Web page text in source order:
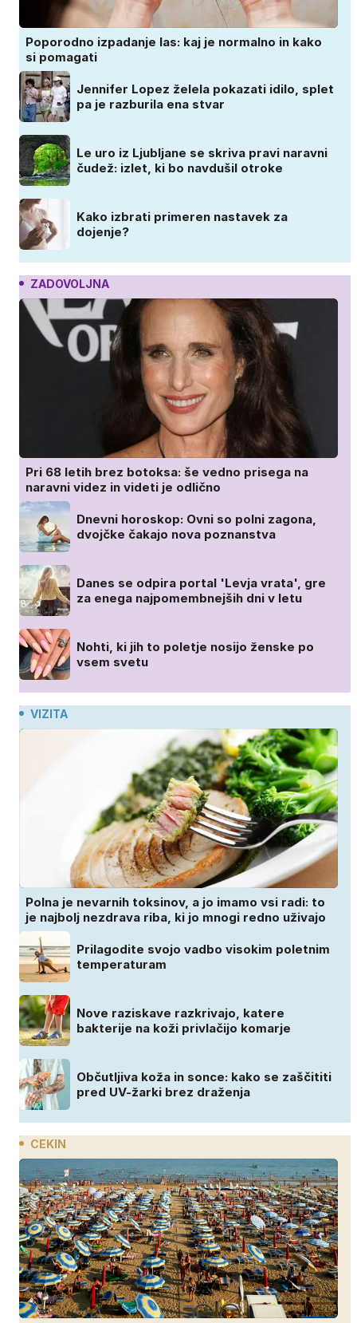
Poporodno izpadanje las: kaj je normalno in kako
si pomagati
Jennifer Lopez želela pokazati idilo, splet
pa je razburila ena stvar
Le uro iz Ljubljane se skriva pravi naravni
čudež: izlet, ki bo navdušil otroke
Kako izbrati primeren nastavek za
dojenje?
ZADOVOLJNA
Pri 68 letih brez botoksa: še vedno prisega na
naravni videz in videti je odlično
Dnevni horoskop: Ovni so polni zagona,
dvojčke čakajo nova poznanstva
Danes se odpira portal 'Levja vrata', gre
za enega najpomembnejših dni v letu
Nohti, ki jih to poletje nosijo ženske po
vsem svetu
VIZITA
Polna je nevarnih toksinov, a jo imamo vsi radi: to
je najbolj nezdrava riba, ki jo mnogi redno uživajo
Prilagodite svojo vadbo visokim poletnim
temperaturam
Nove raziskave razkrivajo, katere
bakterije na koži privlačijo komarje
Občutljiva koža in sonce: kako se zaščititi
pred UV-žarki brez draženja
CEKIN